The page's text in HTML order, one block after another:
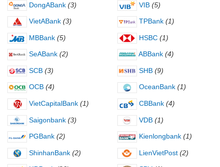
DongABank (3) VIB (5)
VietABank (3) TPBank (1)
MBBank (5) HSBC (1)
SeABank (2) ABBank (4)
SCB (3) SHB (9)
OCB (4) OceanBank (1)
VietCapitalBank (1) CBBank (4)
Saigonbank (3) VDB (1)
PGBank (2) Kienlongbank (1)
ShinhanBank (2) LienVietPost (2)